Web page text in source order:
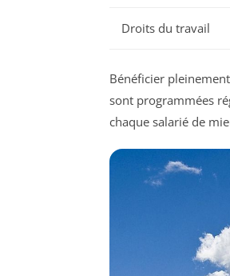
Droits du travail
Bénéficier
sont programmées
chaque salarié de